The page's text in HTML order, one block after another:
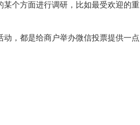
个方面进行调研，比如最受欢迎的重
，都是给商户举办微信投票提供一点